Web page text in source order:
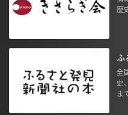
歴
ふ
全
史
ま